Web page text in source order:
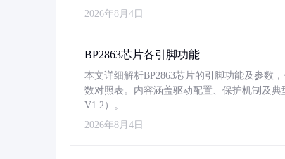
2026年8月4日
BP2863芯片各引脚功能
本文详细解析BP2863芯片的引脚功能及参数
数对照表。内容涵盖驱动配置、保护机制及
V1.2）。
2026年8月4日